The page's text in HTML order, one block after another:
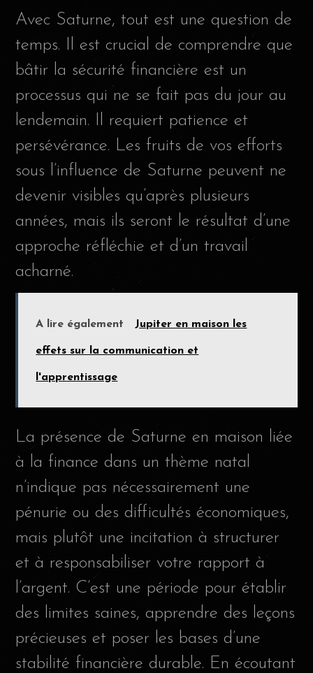
Avec Saturne, tout est une question de
temps. Il est crucial de comprendre que
bâtir la sécurité financière est un
processus qui ne se fait pas du jour au
lendemain. Il requiert patience et
persévérance. Les fruits de vos efforts
sous l’influence de Saturne peuvent ne
devenir visibles qu’après plusieurs
années, mais ils seront le résultat d’une
approche réfléchie et d’un travail
acharné.
A lire également Jupiter en maison les
effets sur la communication et
l'apprentissage
La présence de Saturne en maison liée
à la finance dans un thème natal
n’indique pas nécessairement une
pénurie ou des difficultés économiques,
mais plutôt une incitation à structurer
et à responsabiliser votre rapport à
l’argent. C’est une période pour établir
des limites saines, apprendre des leçons
précieuses et poser les bases d’une
stabilité financière durable. En écoutant